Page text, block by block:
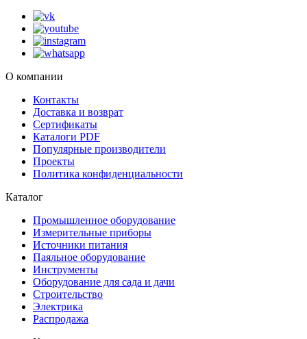
О компании
Контакты
Доставка и возврат
Сертификаты
Каталоги PDF
Популярные производители
Проекты
Политика конфиденциальности
Каталог
Промышленное оборудование
Измерительные приборы
Источники питания
Паяльное оборудование
Инструменты
Оборудование для сада и дачи
Строительство
Электрика
Распродажа